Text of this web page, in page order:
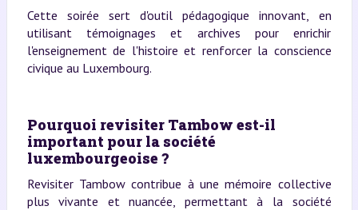
Cette soirée sert d'outil pédagogique innovant, en
utilisant témoignages et archives pour enrichir
l'enseignement de l'histoire et renforcer la conscience
civique au Luxembourg.
Pourquoi revisiter Tambow est-il
important pour la société
luxembourgeoise ?
Revisiter Tambow contribue à une mémoire collective
plus vivante et nuancée, permettant à la société